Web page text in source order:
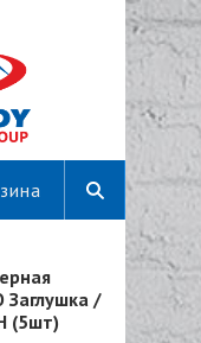
Заглушка/
(5шт)